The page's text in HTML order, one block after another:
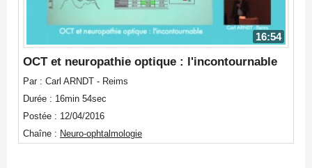
16:54
OCT et neuropathie optique : l'incontournable
Par : Carl ARNDT - Reims
Durée : 16min 54sec
Postée : 12/04/2016
Chaîne : Neuro-ophtalmologie